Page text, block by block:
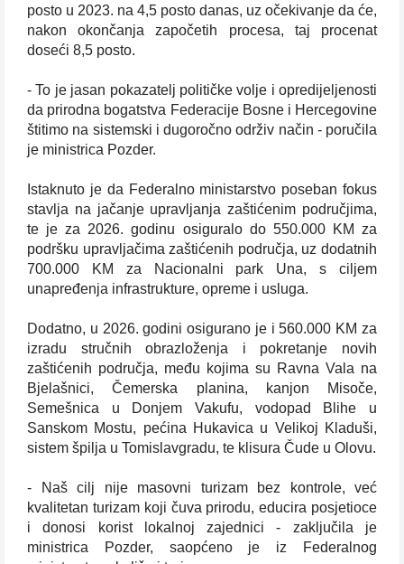
posto u 2023. na 4,5 posto danas, uz očekivanje da će,
nakon okončanja započetih procesa, taj procenat
doseći 8,5 posto.
- To je jasan pokazatelj političke volje i opredijeljenosti
da prirodna bogatstva Federacije Bosne i Hercegovine
štitimo na sistemski i dugoročno održiv način - poručila
je ministrica Pozder.
Istaknuto je da Federalno ministarstvo poseban fokus
stavlja na jačanje upravljanja zaštićenim područjima,
te je za 2026. godinu osiguralo do 550.000 KM za
podršku upravljačima zaštićenih područja, uz dodatnih
700.000 KM za Nacionalni park Una, s ciljem
unapređenja infrastrukture, opreme i usluga.
Dodatno, u 2026. godini osigurano je i 560.000 KM za
izradu stručnih obrazloženja i pokretanje novih
zaštićenih područja, među kojima su Ravna Vala na
Bjelašnici, Čemerska planina, kanjon Misoče,
Semešnica u Donjem Vakufu, vodopad Blihe u
Sanskom Mostu, pećina Hukavica u Velikoj Kladuši,
sistem špilja u Tomislavgradu, te klisura Čude u Olovu.
- Naš cilj nije masovni turizam bez kontrole, već
kvalitetan turizam koji čuva prirodu, educira posjetioce
i donosi korist lokalnoj zajednici - zaključila je
ministrica Pozder, saopćeno je iz Federalnog